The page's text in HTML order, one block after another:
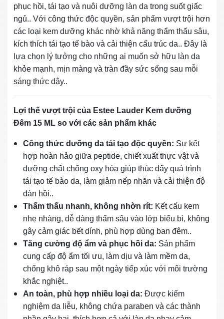
phục hồi, tái tạo và nuôi dưỡng làn da trong suốt giấc
ngủ.. Với công thức độc quyền, sản phẩm vượt trội hơn
các loại kem dưỡng khác nhờ khả năng thẩm thấu sâu,
kích thích tái tạo tế bào và cải thiện cấu trúc da.. Đây là
lựa chọn lý tưởng cho những ai muốn sở hữu làn da
khỏe mạnh, mịn màng và tràn đầy sức sống sau mỗi
sáng thức dậy..
Lợi thế vượt trội của Estee Lauder Kem dưỡng
Đêm 15 ML so với các sản phẩm khác
Công thức dưỡng da tái tạo độc quyền: Sự kết
hợp hoàn hảo giữa peptide, chiết xuất thực vật và
dưỡng chất chống oxy hóa giúp thúc đẩy quá trình
tái tạo tế bào da, làm giảm nếp nhăn và cải thiện độ
đàn hồi..
Thẩm thấu nhanh, không nhờn rít: Kết cấu kem
nhẹ nhàng, dễ dàng thấm sâu vào lớp biểu bì, không
gây cảm giác bết dính, phù hợp dùng ban đêm..
Tăng cường độ ẩm và phục hồi da: Sản phẩm
cung cấp độ ẩm tối ưu, làm dịu và làm mềm da,
chống khô ráp sau một ngày tiếp xúc với môi trường
khắc nghiệt..
An toàn, phù hợp nhiều loại da: Được kiểm
nghiệm da liễu, không chứa paraben và các thành